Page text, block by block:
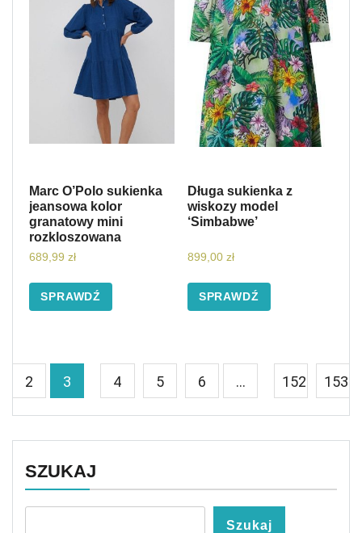
Marc O’Polo sukienka
jeansowa kolor
granatowy mini
rozkloszowana
689,99 zł
SPRAWDŹ
Długa sukienka z
wiskozy model
‘Simbabwe’
899,00 zł
SPRAWDŹ
2 3 4 5 6 … 152 153
SZUKAJ
Szukaj